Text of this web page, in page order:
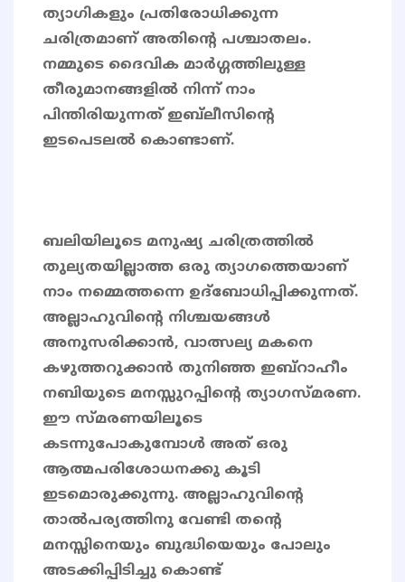
ത്യാഗികളും പ്രതിരോധിക്കുന്ന
ചരിത്രമാണ് അതിന്റെ പശ്ചാതലം.
നമ്മുടെ ദൈവിക മാർഗ്ഗത്തിലുള്ള
തീരുമാനങ്ങളിൽ നിന്ന് നാം
പിന്തിരിയുന്നത് ഇബ്‌ലീസിന്‍റെ
ഇടപെടലൽ കൊണ്ടാണ്.
ബലിയിലൂടെ മനുഷ്യ ചരിത്രത്തിൽ
തുല്യതയില്ലാത്ത ഒരു ത്യാഗത്തെയാണ്
നാം നമ്മെത്തന്നെ ഉദ്ബോധിപ്പിക്കുന്നത്.
അല്ലാഹുവിന്‍റെ നിശ്ചയങ്ങൾ
അനുസരിക്കാൻ, വാത്സല്യ മകനെ
കഴുത്തറുക്കാൻ തുനിഞ്ഞ ഇബ്‌റാഹീം
നബിയുടെ മനസ്സുറപ്പിന്‍റെ ത്യാഗസ്മരണ.
ഈ സ്മരണയിലൂടെ
കടന്നുപോകുമ്പോൾ അത് ഒരു
ആത്മപരിശോധനക്കു കൂടി
ഇടമൊരുക്കുന്നു. അല്ലാഹുവിന്റെ
താൽപര്യത്തിനു വേണ്ടി തന്റെ
മനസ്സിനെയും ബുദ്ധിയെയും പോലും
അടക്കിപ്പിടിച്ചു കൊണ്ട്